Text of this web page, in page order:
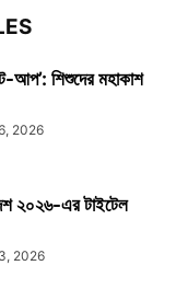
আপ’: শিশুদের মহাকাশ
2026
২০২৬-এর টাইটেল
2026